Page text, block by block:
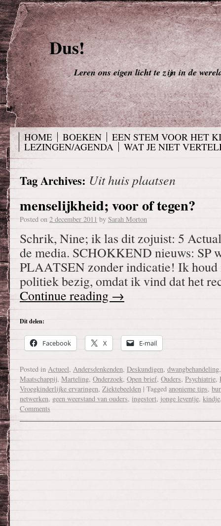
Dus!
Leren ons eigen licht te zijn in de
HOME BOEKEN
EEN STEM VOOR HET
LEZINGEN/AGENDA
WAT JE NIET
Tag Archives: Uit huis plaatsen
menselijkheid; voor of tegen?
Posted on 2 december 2011 by Sarah Morton
Schrik, Nine; ik las dit zojuist: 5
de media. SCHOKKEND nieuws: SP
PLAATSEN zonder indicatie! Ik
politiek bezig, omdat ik vind dat het
Continue reading →
Dit delen:
Facebook X E-mail
Posted in Actueel, Andersdenkenden, Deskundigen, dwangbehandeling
Maatschappij, Marteling, Onderzoek, Open brief, Ouders, Psychiatrie,
Vroegkinderlijke ervaringen, Ziektebeelden | Tagged anonieme tips,
netwerken, geen weerstand van ouders, ingestort, jonge leventje, kindje
Comments